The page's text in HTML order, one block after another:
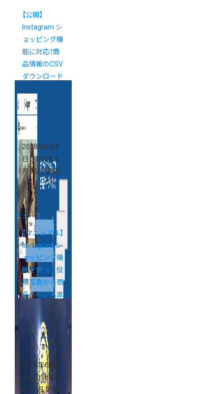
【公開】
Instagram シ
ョッピング機
能に対応！商
品情報のCSV
ダウンロード
ました
2018年6月8
日 （2021年6
月18日 更新）
ニュース
【マニュアル】
Instagram シ
ョッピング機
能を使って投
稿写真から商
品ページへ直
法
2018年6月8
日 （2018年6
月21日 更新）